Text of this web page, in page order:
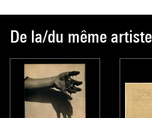
De la/du même artiste